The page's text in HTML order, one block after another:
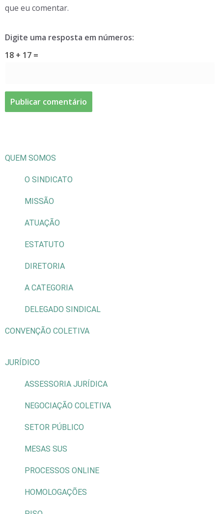
que eu comentar.
Digite uma resposta em números:
18 + 17 =
QUEM SOMOS
O SINDICATO
MISSÃO
ATUAÇÃO
ESTATUTO
DIRETORIA
A CATEGORIA
DELEGADO SINDICAL
CONVENÇÃO COLETIVA
JURÍDICO
ASSESSORIA JURÍDICA
NEGOCIAÇÃO COLETIVA
SETOR PÚBLICO
MESAS SUS
PROCESSOS ONLINE
HOMOLOGAÇÕES